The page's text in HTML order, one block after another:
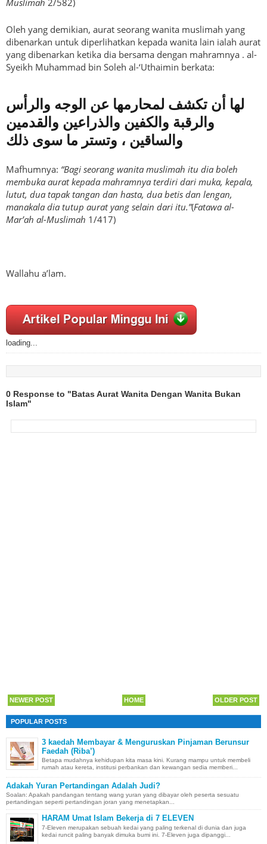
Oleh yang demikian, aurat seorang wanita muslimah yang
dibenarkan untuk diperlihatkan kepada wanita lain ialah aurat
yang dibenarkan ketika dia bersama dengan mahramnya . al-
Syeikh Muhammad bin Soleh al-‘Uthaimin berkata:
لها أن تكشف لمحارمها عن الوجه والرأس
والرقبة والكفين والذراعين والقدمين
والساقين ، وتستر ما سوى ذلك
Mafhumnya: “Bagi seorang wanita muslimah itu dia boleh
membuka aurat kepada mahramnya terdiri dari muka, kepala,
lutut, dua tapak tangan dan hasta, dua betis dan lengan,
manakala dia tutup aurat yang selain dari itu.”(Fatawa al-
Mar’ah al-Muslimah 1/417)
Wallahu a’lam.
loading...
0 Response to "Batas Aurat Wanita Dengan Wanita Bukan
Islam"
NEWER POST OLDER POST
HOME
POPULAR POSTS
3 kaedah Membayar & Menguruskan Pinjaman Berunsur
Faedah (Riba’)
Betapa mudahnya kehidupan kita masa kini. Kurang mampu untuk membeli
rumah atau kereta, institusi perbankan dan kewangan sedia memberi...
Adakah Yuran Pertandingan Adalah Judi?
Soalan: Apakah pandangan tentang wang yuran yang dibayar oleh peserta sesuatu
pertandingan seperti pertandingan joran yang menetapkan...
HARAM Umat Islam Bekerja di 7 ELEVEN
7-Eleven merupakan sebuah kedai yang paling terkenal di dunia dan juga
kedai runcit paling banyak dimuka bumi ini. 7-Eleven juga dipanggi...